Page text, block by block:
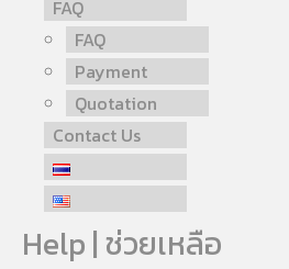
FAQ
FAQ
Payment
Quotation
Contact Us
Help | ช่วยเหลือ